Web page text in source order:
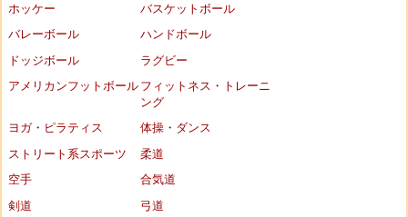
ホッケー
バスケットボール
バレーボール
ハンドボール
ドッジボール
ラグビー
アメリカンフットボール フィットネス・トレーニ
ング
ヨガ・ピラティス
体操・ダンス
ストリート系スポーツ
柔道
空手
合気道
剣道
弓道